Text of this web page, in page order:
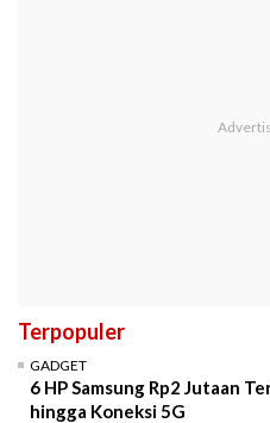
Terpopuler
GADGET
6 HP Samsung Rp2 Jutaan
hingga Koneksi 5G